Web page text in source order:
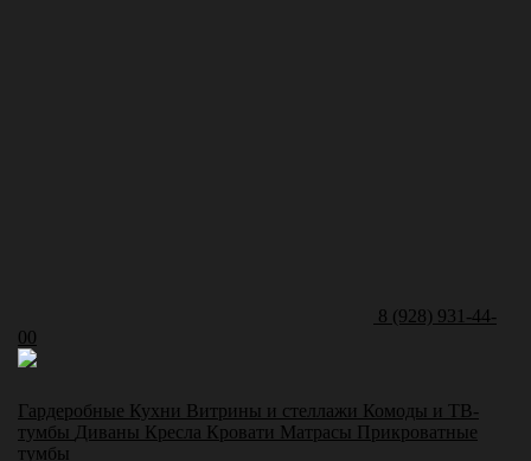
8 (928) 931-44-
00
Гардеробные Кухни Витрины и стеллажи Комоды и ТВ-
тумбы Диваны Кресла Кровати Матрасы Прикроватные
тумбы